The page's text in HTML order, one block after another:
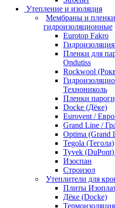
Утепление и изоляция
Мембраны и пленки
гидроизоляционные
Eurotop Fakro
Пленки для
Ondutiss
Rockwool
Технониколь
Пленки
Docke (Дёке)
Eurovent /
Grand Line /
Optima (Grand
Tegola (Тегола)
Tyvek
Изоспан
Строизол
Утеплители для
Плиты
Дёке (Docke)